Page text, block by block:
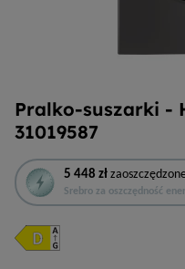
Pralko-suszarki -
31019587
5 448 zł
Srebro za oszczędność
To
działanie
otworzy
narzędzie
do